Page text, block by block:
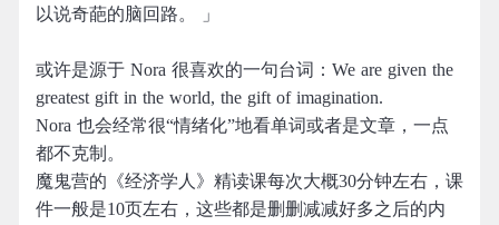
以说奇葩的脑回路。 」
或许是源于 Nora 很喜欢的一句台词：We are given the
greatest gift in the world, the gift of imagination.
Nora 也会经常很“情绪化”地看单词或者是文章，一点
都不克制。
魔鬼营的《经济学人》精读课每次大概30分钟左右，课
件一般是10页左右，这些都是删删减减好多之后的内